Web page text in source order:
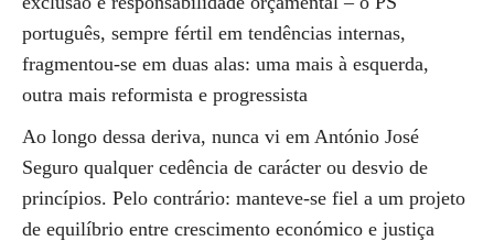
português, sempre fértil em tendências internas,
fragmentou-se em duas alas: uma mais à esquerda,
outra mais reformista e progressista
Ao longo dessa deriva, nunca vi em António José
Seguro qualquer cedência de carácter ou desvio de
princípios. Pelo contrário: manteve-se fiel a um projeto
de equilíbrio entre crescimento económico e justiça